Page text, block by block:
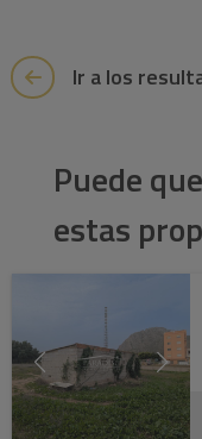
Ir a los
Puede
estas